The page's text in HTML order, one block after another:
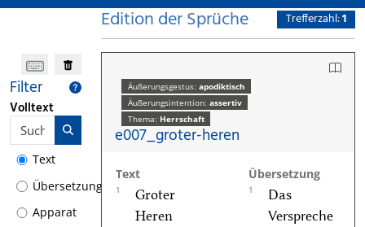
Filter
Volltext
Text
Übersetzung
Apparat
Edition der Sprüche Trefferzahl:1
Äußerungsgestus: apodiktisch
Äußerungsintention: assertiv
Thema: Herrschaft
e007_groter-heren
Text Übersetzung
1
Groter
Heren
1
Das
Verspreche